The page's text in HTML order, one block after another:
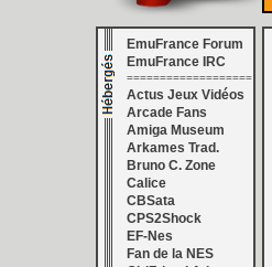
EmuFrance Forum
EmuFrance IRC
===================
Actus Jeux Vidéos
Arcade Fans
Amiga Museum
Arkames Trad.
Bruno C. Zone
Calice
CBSata
CPS2Shock
EF-Nes
Fan de la NES